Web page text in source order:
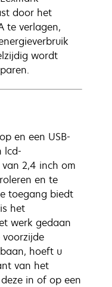
door het
te verlagen,
wordt
en een USB-
lcd-
2,4 inch om
en te
toegang biedt
het
werk gedaan
hoeft u
van het
in of op een